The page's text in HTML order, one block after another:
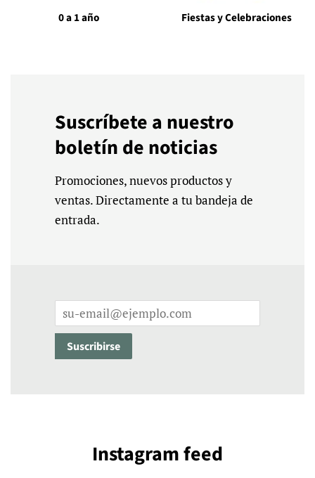
0 a 1 año Fiestas y Celebraciones
Suscríbete a nuestro
boletín de noticias
Promociones, nuevos productos y
ventas. Directamente a tu bandeja de
entrada.
Correo
electrónico
Suscribirse
Instagram feed